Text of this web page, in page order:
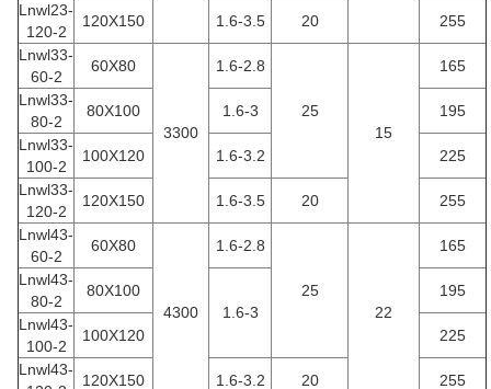
Lnwl23-
120-2
120X150 1.6-3.5 20
255
Lnwl33-
60-2
60X80
3300
1.6-2.8
25
15
165
Lnwl33-
80-2
80X100 1.6-3
195
Lnwl33-
100-2
100X120 1.6-3.2
225
Lnwl33-
120-2
120X150 1.6-3.5 20
255
Lnwl43-
60-2
60X80
4300
1.6-2.8
25
22
165
Lnwl43-
80-2
80X100
1.6-3
195
Lnwl43-
100-2
100X120
225
Lnwl43-
120X150 1.6-3.2 20
255